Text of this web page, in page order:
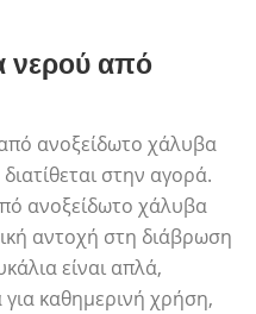
νερού από
ανοξείδωτο χάλυβα
στην αγορά.
ανοξείδωτο χάλυβα
αντοχή στη διάβρωση
είναι απλά,
για καθημερινή χρήση,